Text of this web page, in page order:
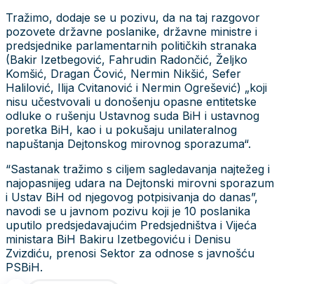
Tražimo, dodaje se u pozivu, da na taj razgovor
pozovete državne poslanike, državne ministre i
predsjednike parlamentarnih političkih stranaka
(Bakir Izetbegović, Fahrudin Radončić, Željko
Komšić, Dragan Čović, Nermin Nikšić, Sefer
Halilović, Ilija Cvitanović i Nermin Ogrešević) „koji
nisu učestvovali u donošenju opasne entitetske
odluke o rušenju Ustavnog suda BiH i ustavnog
poretka BiH, kao i u pokušaju unilateralnog
napuštanja Dejtonskog mirovnog sporazuma“.
“Sastanak tražimo s ciljem sagledavanja najtežeg i
najopasnijeg udara na Dejtonski mirovni sporazum
i Ustav BiH od njegovog potpisivanja do danas”,
navodi se u javnom pozivu koji je 10 poslanika
uputilo predsjedavajućim Predsjedništva i Vijeća
ministara BiH Bakiru Izetbegoviću i Denisu
Zvizdiću, prenosi Sektor za odnose s javnošću
PSBiH.